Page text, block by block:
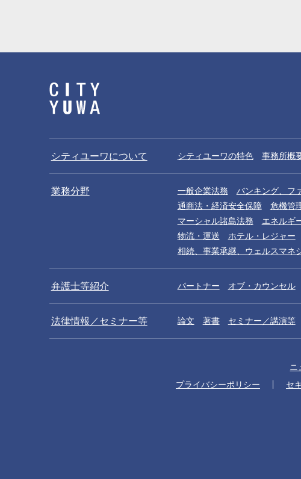
シティユーワについて シティユーワの特色 事務所概
業務分野 一般企業法務 バンキング、フ
通商法・経済安全保障
危機管
マーシャル諸島法務
エネルギ
物流・運送
ホテル・レジャー
相続、事業承継、ウェルスマネ
弁護士等紹介 パートナー オブ・カウンセル
法律情報／セミナー等 論文 著書 セミナー／講演等
ニ
プライバシーポリシー
セ